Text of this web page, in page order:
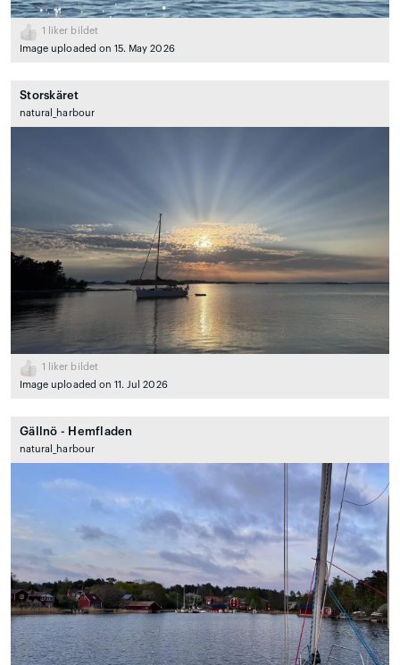
1
liker bildet
Image uploaded on 15. May 2026
Storskäret
natural_harbour
1
liker bildet
Image uploaded on 11. Jul 2026
Gällnö - Hemfladen
natural_harbour